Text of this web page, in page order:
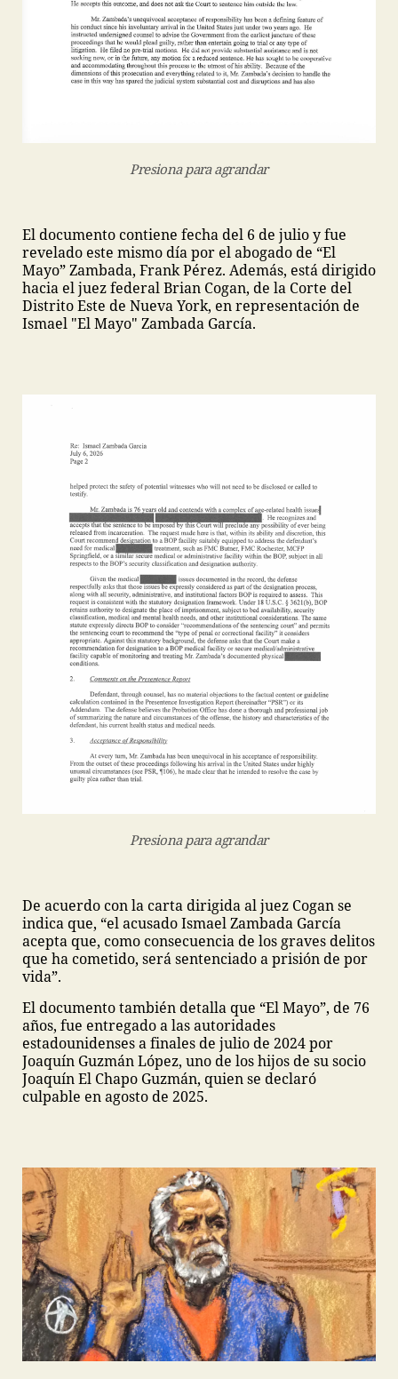
Presiona para agrandar
El documento contiene fecha del 6 de julio y fue
revelado este mismo día por el abogado de “El
Mayo” Zambada, Frank Pérez. Además, está dirigido
hacia el juez federal Brian Cogan, de la Corte del
Distrito Este de Nueva York, en representación de
Ismael "El Mayo" Zambada García.
Presiona para agrandar
De acuerdo con la carta dirigida al juez Cogan se
indica que, “el acusado Ismael Zambada García
acepta que, como consecuencia de los graves delitos
que ha cometido, será sentenciado a prisión de por
vida”.
El documento también detalla que “El Mayo”, de 76
años, fue entregado a las autoridades
estadounidenses a finales de julio de 2024 por
Joaquín Guzmán López, uno de los hijos de su socio
Joaquín El Chapo Guzmán, quien se declaró
culpable en agosto de 2025.